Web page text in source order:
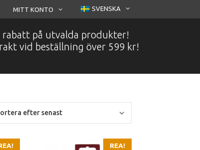
MITT KONTO SVENSKA
rabatt på utvalda produkter!
vid beställning över 599 kr!
REA!